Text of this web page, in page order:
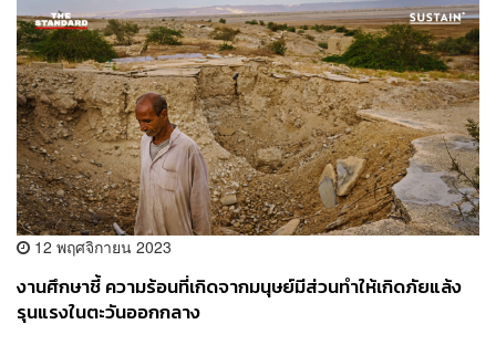
12 พฤศจิกายน 2023
งานศึกษาชี้ ความร้อนที่เกิดจากมนุษย์มีส่วนทำให้เกิดภัยแล้ง
รุนแรงในตะวันออกกลาง